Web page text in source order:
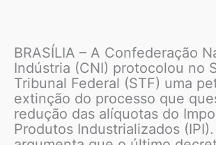
BRASÍLIA – A Confederação
Indústria (CNI) protocolou no
Tribunal Federal (STF) uma
extinção do processo que
redução das alíquotas do
Produtos Industrializados